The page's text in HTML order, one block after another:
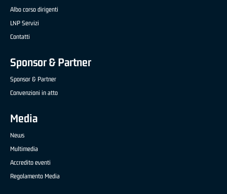
Albo corso dirigenti
LNP Servizi
Contatti
Sponsor & Partner
Sponsor & Partner
Convenzioni in atto
Media
News
Multimedia
Accredito eventi
Regolamento Media